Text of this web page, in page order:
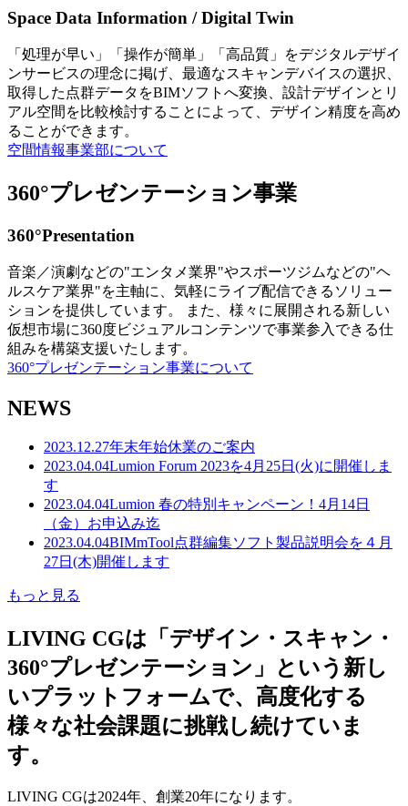
Space Data Information / Digital Twin
「処理が早い」「操作が簡単」「高品質」をデジタルデザイ
ンサービスの理念に掲げ、最適なスキャンデバイスの選択、
取得した点群データをBIMソフトへ変換、設計デザインとリ
アル空間を比較検討することによって、デザイン精度を高め
ることができます。
空間情報事業部について
360°プレゼンテーション事業
360°Presentation
音楽／演劇などの"エンタメ業界"やスポーツジムなどの"ヘ
ルスケア業界"を主軸に、気軽にライブ配信できるソリュー
ションを提供しています。 また、様々に展開される新しい
仮想市場に360度ビジュアルコンテンツで事業参入できる仕
組みを構築支援いたします。
360°プレゼンテーション事業について
NEWS
2023.12.27年末年始休業のご案内
2023.04.04Lumion Forum 2023を4月25日(火)に開催しま
す
2023.04.04Lumion 春の特別キャンペーン！4月14日
（金）お申込み迄
2023.04.04BIMmTool点群編集ソフト製品説明会を４月
27日(木)開催します
もっと見る
LIVING CGは「デザイン・スキャン・
360°プレゼンテーション」という新し
いプラットフォームで、高度化する
様々な社会課題に挑戦し続けていま
す。
LIVING CGは2024年、創業20年になります。